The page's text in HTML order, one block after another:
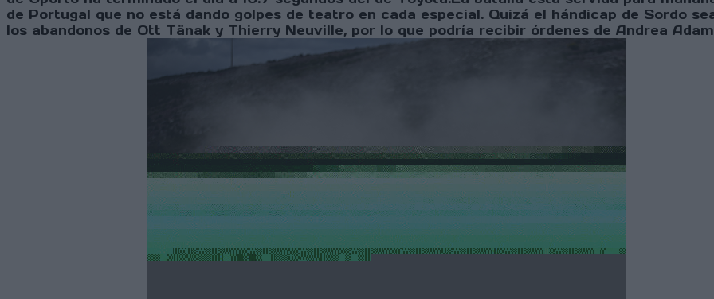
de Portugal que no está dando golpes de teatro en cada especial. Quizá el hándicap de Sordo
los abandonos de Ott Tänak y Thierry Neuville, por lo que podría recibir órdenes de Andrea